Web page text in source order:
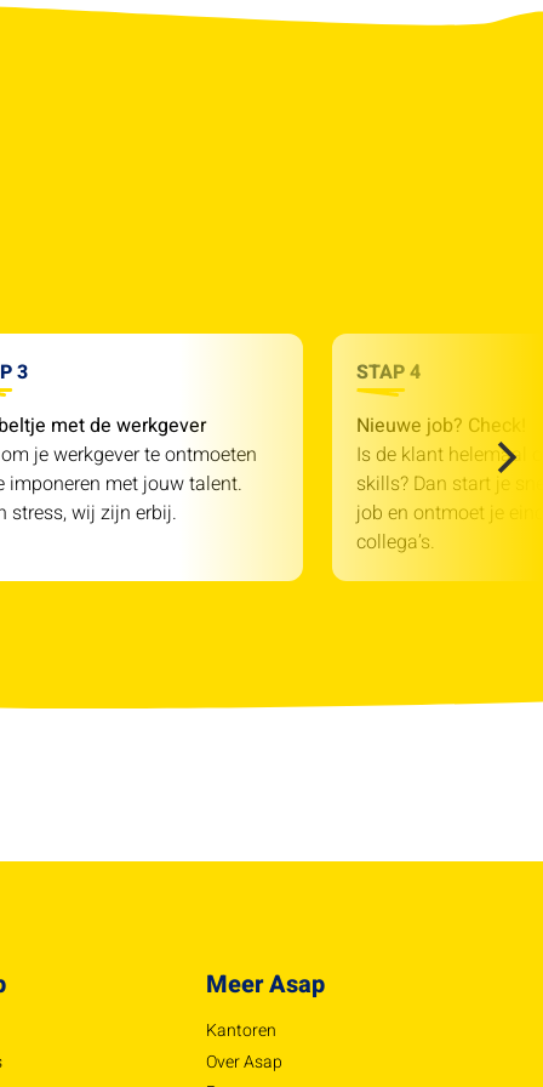
3
met de werkgever
je werkgever te ontmoeten
imponeren met jouw talent.
stress, wij zijn erbij.
STAP 4
Nieuwe job? Check!
Is de klant helemaal
skills? Dan start je
job en ontmoet je
collega’s.
Meer Asap
Kantoren
Over Asap